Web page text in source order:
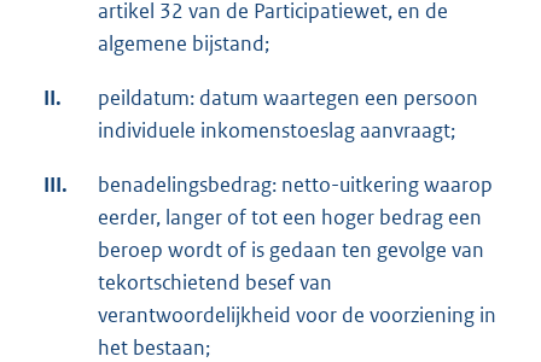
artikel 32 van de Participatiewet, en de
algemene bijstand;
II.
peildatum: datum waartegen een persoon
individuele inkomenstoeslag aanvraagt;
III.
benadelingsbedrag: netto-uitkering waarop
eerder, langer of tot een hoger bedrag een
beroep wordt of is gedaan ten gevolge van
tekortschietend besef van
verantwoordelijkheid voor de voorziening in
het bestaan;